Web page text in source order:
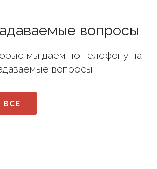
вопросы
мы даем по телефону на
вопросы
ВСЕ